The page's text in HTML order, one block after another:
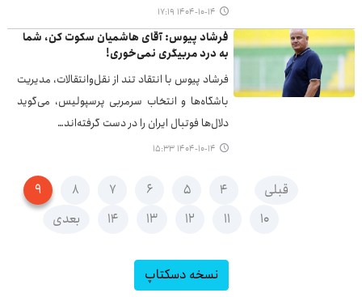
۱۴۰۴-۱۰-۱۴ ۱۷:۱۹
فرشاد پیوس: آقای هاشمیان سکوت کن، شما
به درد مربیگری نمی‌خوری!
فرشاد پیوس با انتقاد تند از نقل‌وانتقالات، مدیریت
باشگاه‌ها و انتخاب سرمربی پرسپولیس، می‌گوید
دلال‌ها فوتبال ایران را در دست گرفته‌اند…
۱۴۰۴-۱۰-۱۴ ۱۵:۳۳
قبلی ۴ ۵ ۶ ۷ ۸
۹
۱۰
۱۱ ۱۲ ۱۳ ۱۴ بعدی
نسخه دسکتاپ